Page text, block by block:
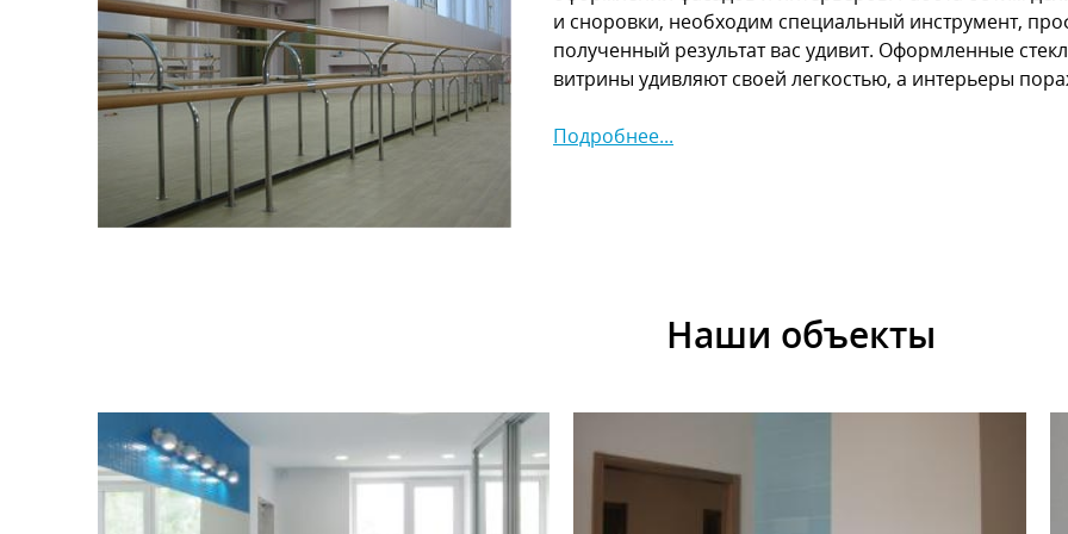
и сноровки, необходим специальный инструмент,
полученный результат вас удивит. Оформленные
витрины удивляют своей легкостью, а интерьеры
Подробнее...
Наши объекты